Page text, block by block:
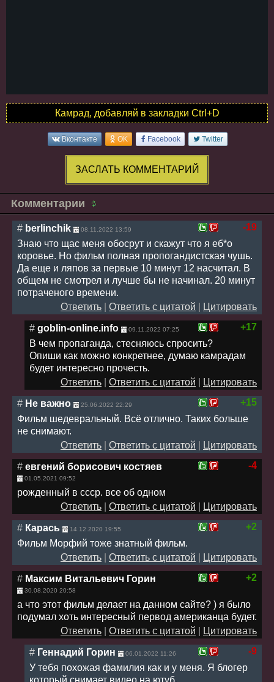
Камрад, добавляй в закладки Ctrl+D
Вконтакте OK Facebook Twitter
ЗАСЛАТЬ КОММЕНТАРИЙ
Комментарии
-19
# berlinchik 08.11.2022 13:59
Знаю что щас меня обосрут и скажут что я еб*о
коровье. Но фильм полная пропогандистская чушь.
Да еще и ляпов за первые 10 минут 12 насчитал. В
общем не смотрел и лучше бы не начинал. 20 минут
потраченого времени.
Ответить
Ответить с цитатой
Цитировать
+17
# goblin-online.info 09.11.2022 07:25
В чем пропаганда, стесняюсь спросить?
Опиши как можно конкретнее, думаю камрадам
будет интересно прочесть.
Ответить
Ответить с цитатой
Цитировать
+15
# Не важно 25.06.2022 22:29
Фильм шедевральный. Всё отлично. Таких больше
не снимают.
Ответить
Ответить с цитатой
Цитировать
-4
# евгений борисович костяев
01.05.2021 09:52
рожденный в ссср. все об одном
Ответить
Ответить с цитатой
Цитировать
+2
# Карась 14.12.2020 19:55
Фильм Морфий тоже знатный фильм.
Ответить
Ответить с цитатой
Цитировать
+2
# Максим Витальевич Горин
30.08.2020 20:58
а что этот фильм делает на данном сайте? ) я было
подумал хоть интересный первод американца будет.
Ответить
Ответить с цитатой
Цитировать
-9
# Геннадий Горин 06.01.2022 11:26
У тебя похожая фамилия как и у меня. Я блогер
который снимает видео на ютуб.